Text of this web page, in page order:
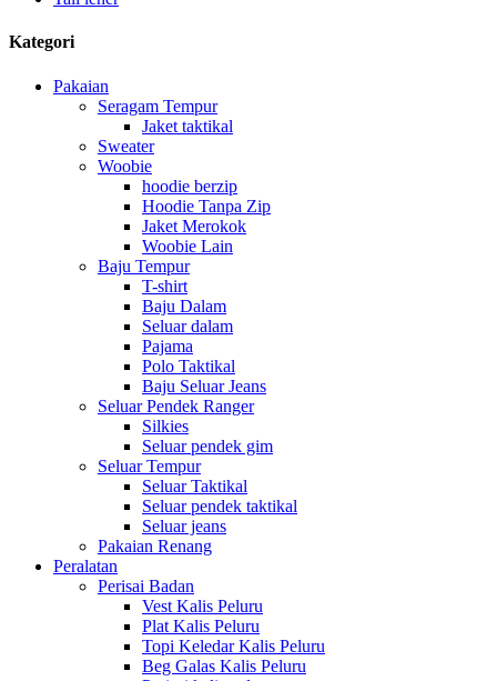
Kategori
Pakaian
Seragam Tempur
Jaket taktikal
Sweater
Woobie
hoodie berzip
Hoodie Tanpa Zip
Jaket Merokok
Woobie Lain
Baju Tempur
T-shirt
Baju Dalam
Seluar dalam
Pajama
Polo Taktikal
Baju Seluar Jeans
Seluar Pendek Ranger
Silkies
Seluar pendek gim
Seluar Tempur
Seluar Taktikal
Seluar pendek taktikal
Seluar jeans
Pakaian Renang
Peralatan
Perisai Badan
Vest Kalis Peluru
Plat Kalis Peluru
Topi Keledar Kalis Peluru
Beg Galas Kalis Peluru